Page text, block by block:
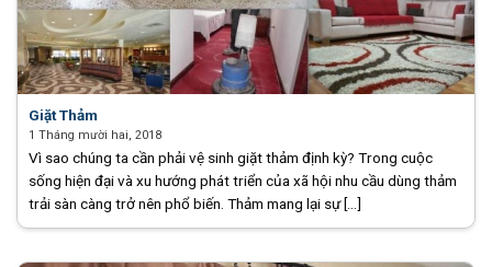
Giặt Thảm
1 Tháng mười hai, 2018
Vì sao chúng ta cần phải vệ sinh giặt thảm định kỳ? Trong cuộc
sống hiện đại và xu hướng phát triển của xã hội nhu cầu dùng thảm
trải sàn càng trở nên phổ biến. Thảm mang lại sự [...]